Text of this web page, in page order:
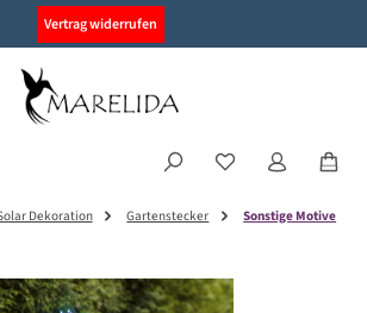
Vertrag widerrufen
Dekoration Gartenstecker Sonstige Motive